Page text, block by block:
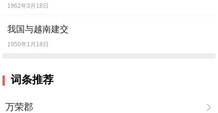
1962年3月18日
我国与越南建交
1950年1月18日
词条推荐
万荣郡